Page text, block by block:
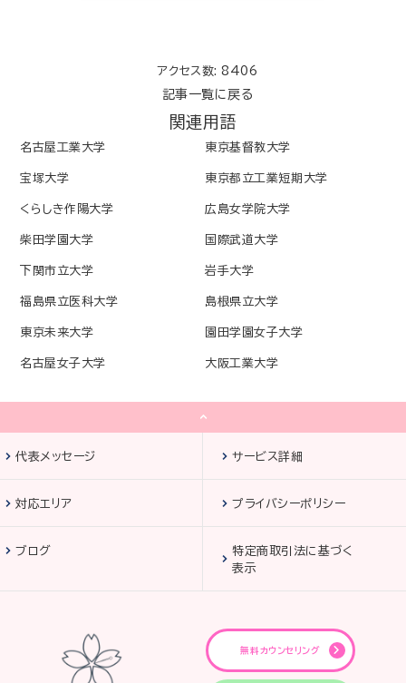
アクセス数: 8406
記事一覧に戻る
関連用語
名古屋工業大学 東京基督教大学
宝塚大学 東京都立工業短期大学
くらしき作陽大学 広島女学院大学
柴田学園大学 国際武道大学
下関市立大学 岩手大学
福島県立医科大学 島根県立大学
東京未来大学 園田学園女子大学
名古屋女子大学 大阪工業大学
代表メッセージ サービス詳細
対応エリア プライバシーポリシー
ブログ
特定商取引法に基づく
表示
無料カウンセリング